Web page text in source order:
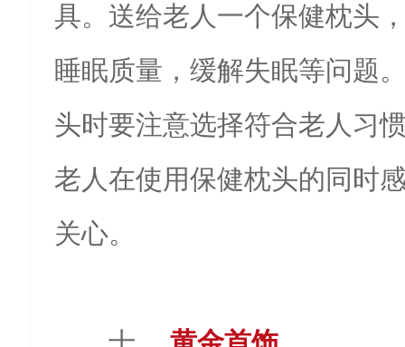
具。送给老人一个保健枕头
睡眠质量，缓解失眠等问题
头时要注意选择符合老人习
老人在使用保健枕头的同时
关心。